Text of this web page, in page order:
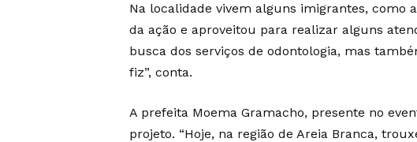
Na localidade vivem alguns imigrantes, como
da ação e aproveitou para realizar alguns
busca dos serviços de odontologia, mas
fiz”, conta.
A prefeita Moema Gramacho, presente no
projeto. “Hoje, na região de Areia Branca,